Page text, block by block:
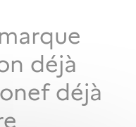
déjà
déjà